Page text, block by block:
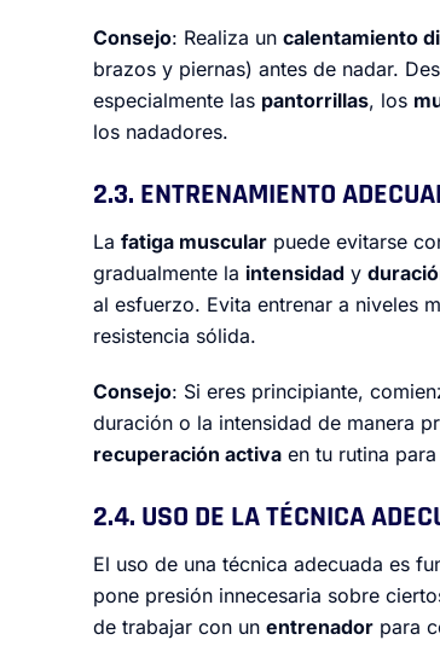
Consejo: Realiza un calentamiento
brazos y piernas) antes de nadar.
especialmente las pantorrillas, los
los nadadores.
2.3. ENTRENAMIENTO
La fatiga muscular puede evitarse
gradualmente la intensidad y
al esfuerzo. Evita entrenar a niveles
resistencia sólida.
Consejo: Si eres principiante,
duración o la intensidad de manera
recuperación activa en tu rutina
2.4. USO DE LA TÉCNICA
El uso de una técnica adecuada es
pone presión innecesaria sobre
de trabajar con un entrenador para